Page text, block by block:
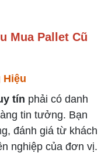
Mua Pallet Cũ
Hiệu
tín phải có danh
tin tưởng. Bạn
đánh giá từ khách
nghiệp của đơn vị.